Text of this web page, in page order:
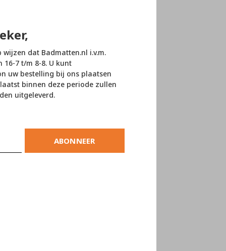
dat Badmatten.nl i.v.m.
16-7 t/m 8-8. U kunt
uw bestelling bij ons plaatsen
binnen deze periode zullen
uitgeleverd.
ABONNEER